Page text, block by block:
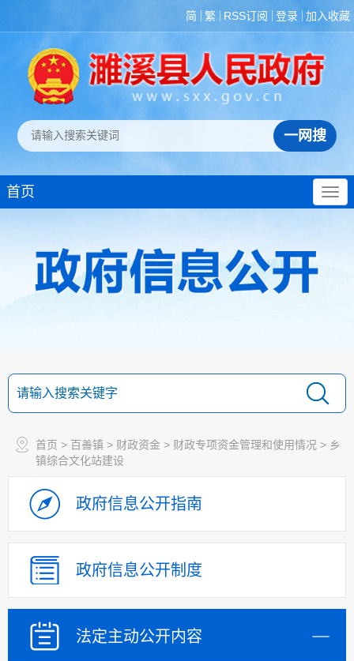
简 繁 RSS订阅 登录 加入收藏
首页
首页 > 百善镇 > 财政资金 > 财政专项资金管理和使用情况 > 乡
镇综合文化站建设
政府信息公开指南
政府信息公开制度
法定主动公开内容
年度重点工作任务
分解、执行及落实情况
经济和社会发展统
建议提案办理
机构设置
年度财政预决算
“三公”经费情况
财政专项资金清单
村级公益事业建设
一事一议财政奖补资金
家庭奖励扶助制度专项资金管理和使用情况
农村医疗救助补助
资金管理和使用情况
保障补助资金管理和使用情况
和使用情况
农村危房改造补助
资金管理和使用情况